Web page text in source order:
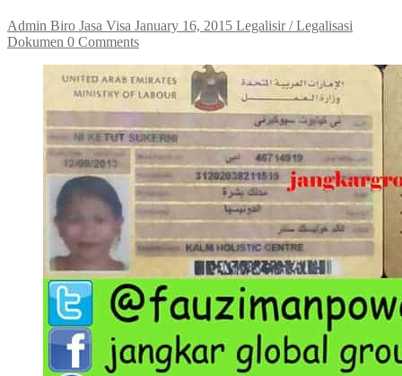
Admin Biro Jasa Visa January 16, 2015 Legalisir / Legalisasi
Dokumen 0 Comments